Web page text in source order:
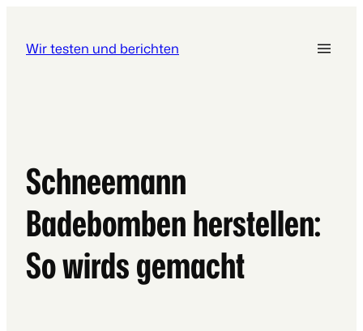
Wir testen und berichten
Schneemann
Badebomben herstellen:
So wirds gemacht